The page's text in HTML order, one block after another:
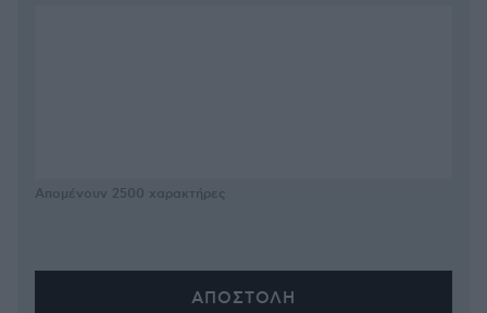
Απομένουν 2500 χαρακτήρες